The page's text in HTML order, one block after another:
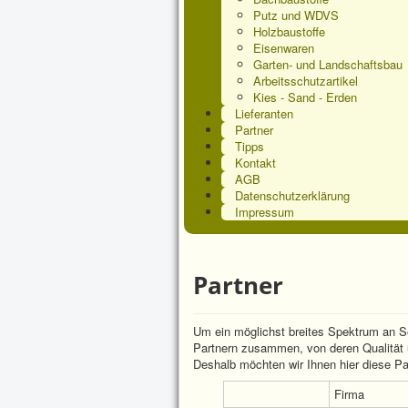
Putz und WDVS
Holzbaustoffe
Eisenwaren
Garten- und Landschaftsbau
Arbeitsschutzartikel
Kies - Sand - Erden
Lieferanten
Partner
Tipps
Kontakt
AGB
Datenschutzerklärung
Impressum
Partner
Um ein möglichst breites Spektrum an
Partnern zusammen, von deren
Deshalb möchten wir Ihnen hier diese
Firma